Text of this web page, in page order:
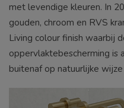
met levendige kleuren. In
gouden, chroom en RVS
Living colour finish waarbij
oppervlaktebescherming is
buitenaf op natuurlijke